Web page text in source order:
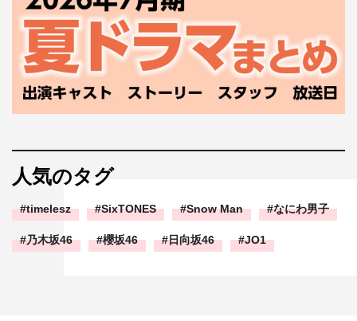
京平）※コーナー出演
©NHK
人気のタグ
timelesz SixTONES Snow Man なにわ男子
乃木坂46 櫻坂46 日向坂46 JO1